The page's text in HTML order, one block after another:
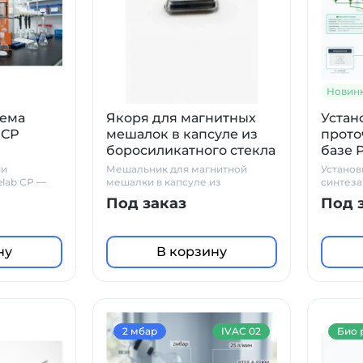
СР —
Якоря для магнитных
мешалок в капсуле из
боросиликатного стекла
Мешальник для магнитной
мешалки в капсуле из
боросиликатного стекла
Под заказ
В корзину
базе
Под
2 мбар IVAC 02 Био